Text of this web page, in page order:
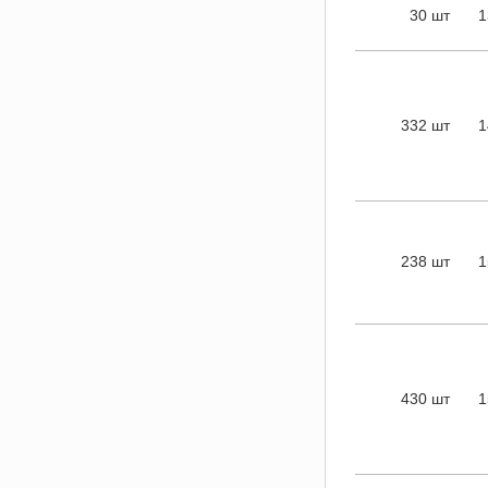
30 шт
332 шт
238 шт
430 шт